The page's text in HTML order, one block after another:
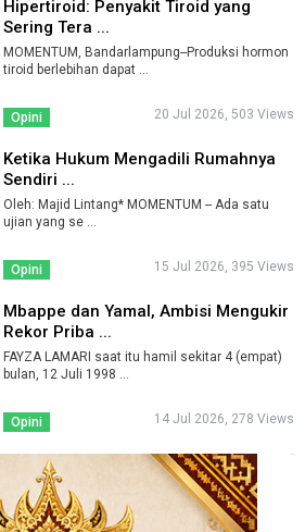
Hipertiroid: Penyakit Tiroid yang
Sering Tera ...
MOMENTUM, Bandarlampung--Produksi hormon
tiroid berlebihan dapat ...
Opini 20 Jul 2026, 503 Views
Ketika Hukum Mengadili Rumahnya
Sendiri ...
Oleh: Majid Lintang* MOMENTUM -- Ada satu
ujian yang se ...
Opini 15 Jul 2026, 395 Views
Mbappe dan Yamal, Ambisi Mengukir
Rekor Priba ...
FAYZA LAMARI saat itu hamil sekitar 4 (empat)
bulan, 12 Juli 1998 ...
Opini 14 Jul 2026, 278 Views